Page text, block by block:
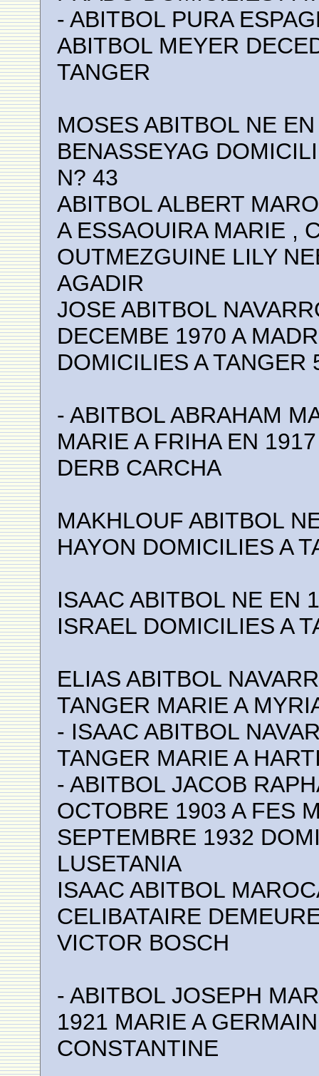
- ABITBOL PURA
ABITBOL MEYER
TANGER
MOSES ABITBOL NE
BENASSEYAG
N? 43
ABITBOL ALBERT
A ESSAOUIRA MARIE ,
OUTMEZGUINE LILY
AGADIR
JOSE ABITBOL
DECEMBE 1970 A
DOMICILIES A TANGER
- ABITBOL ABRAHAM
MARIE A FRIHA EN
DERB CARCHA
MAKHLOUF ABITBOL
HAYON DOMICILIES A
ISAAC ABITBOL NE EN
ISRAEL DOMICILIES A
ELIAS ABITBOL
TANGER MARIE A
- ISAAC ABITBOL
TANGER MARIE A
- ABITBOL JACOB
OCTOBRE 1903 A FES
SEPTEMBRE 1932
LUSETANIA
ISAAC ABITBOL
CELIBATAIRE
VICTOR BOSCH
- ABITBOL JOSEPH
1921 MARIE A
CONSTANTINE